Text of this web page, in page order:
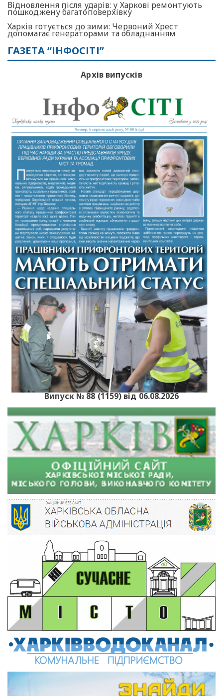
Відновлення після ударів: у Харкові ремонтують
пошкоджену багатоповерхівку
Харків готується до зими: Червоний Хрест
допомагає генераторами та обладнанням
ГАЗЕТА “ІНФОСІТІ”
Архів випусків
Випуск № 88 (1159) від 06.08.2026